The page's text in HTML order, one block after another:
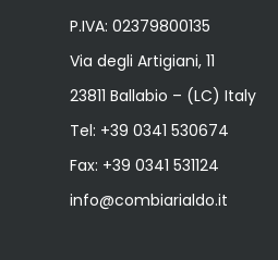
P.IVA: 02379800135
Via degli Artigiani, 11
23811 Ballabio – (LC) Italy
Tel: +39 0341 530674
Fax: +39 0341 531124
info@combiarialdo.it